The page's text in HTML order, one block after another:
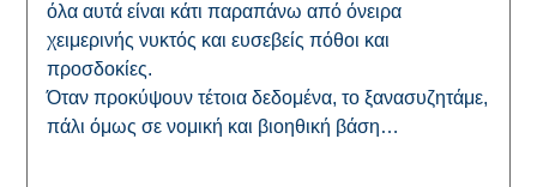
όλα αυτά είναι κάτι παραπάνω από όνειρα
χειμερινής νυκτός και ευσεβείς πόθοι και
προσδοκίες.
Όταν προκύψουν τέτοια δεδομένα, το ξανασυζητάμε,
πάλι όμως σε νομική και βιοηθική βάση…